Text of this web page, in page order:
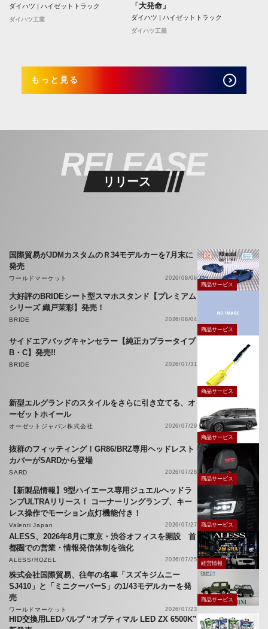
ダイハツ | ハイゼットトラック
ダイハツ工業
「大発命」
ダイハツ | ハイゼットトラック
ダイハツ工業
もっと見る
RELEASE
リリース
国際貿易がJDMカスタムのＲ34モデルカーを7月末に
発売
ワールドマーケット
2026/08/06
商品サービス
大好評のBRIDEシート型スマホスタンド【プレミアム
シリーズ 織戸茉彩】発売！
BRIDE
2026/08/04
商品サービス
サイドエアバッグキャンセラー【純正カプラータイプ
B・C】発売!!
BRIDE 2026/07/31
商品サービス
新型エルグランドのスタイルをさらに引き立てる、オ
ーゼットホイール
オーゼットジャパン株式会社
2026/07/29
商品サービス
抜群のフィッティング！GR86/BRZ専用ヘッドレスト
カバーがSARDから登場
SARD
2026/07/28
商品サービス
【新製品情報】9型ハイエース専用ジュエルヘッドラ
ンプULTRAリリース！ コーナーリングランプ、キー
レス操作でモーション点灯機能付き！
Valenti Japan 2026/07/27 商品サービス
ALESS、2026年8月に東京・渋谷オフィスを開設 首
都圏での営業・情報発信体制を強化
ALESS/ROZEL 2026/07/25
経営情報
株式会社国際貿易、往年の名車「スズキジムニー
SJ410」と「ミニクーパーS」の1/43モデルカーを発
売
ワールドマーケット 2026/07/23
商品サービス
HID交換用LEDバルブ “オプティマル LED ZX 6500K”